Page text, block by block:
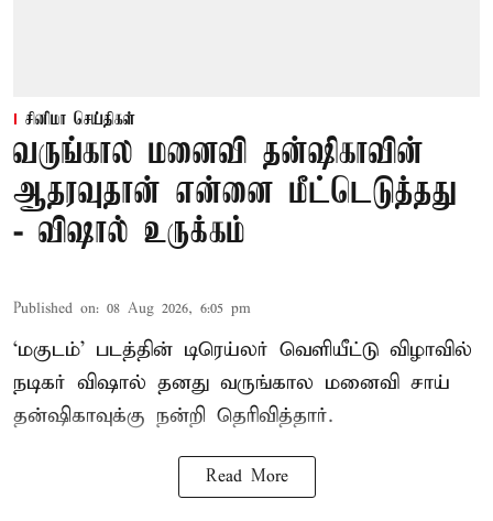
சினிமா செய்திகள்
வருங்கால மனைவி தன்ஷிகாவின்
ஆதரவுதான் என்னை மீட்டெடுத்தது
- விஷால் உருக்கம்
Published on: 08 Aug 2026, 6:05 pm
‘மகுடம்’ படத்தின் டிரெய்லர் வெளியீட்டு விழாவில்
நடிகர் விஷால் தனது வருங்கால மனைவி சாய்
தன்ஷிகாவுக்கு நன்றி தெரிவித்தார்.
Read More